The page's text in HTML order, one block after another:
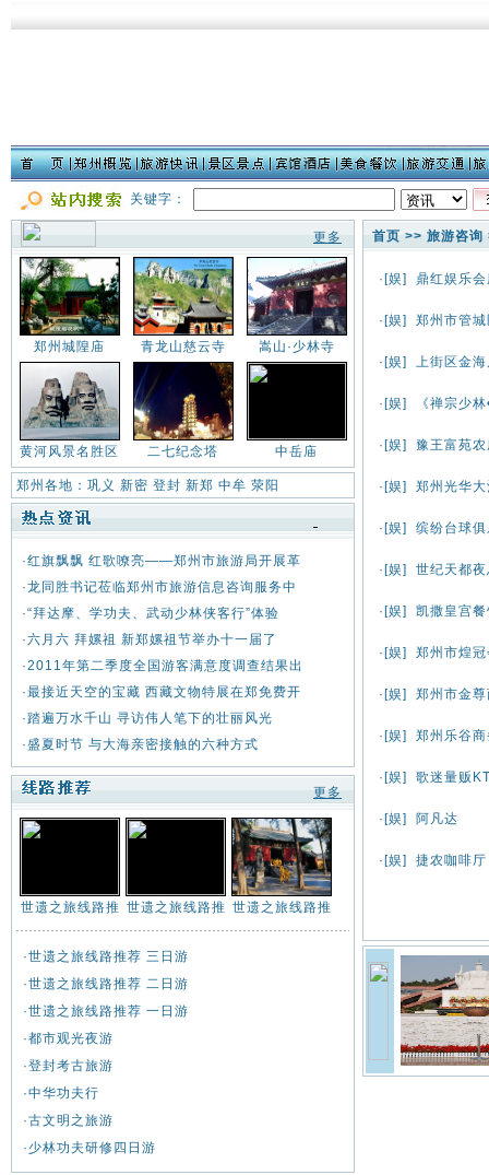
关键字：
更多
郑州城隍庙 青龙山慈云寺 嵩山·少林寺
黄河风景名胜区 二七纪念塔 中岳庙
郑州各地： 巩义 新密 登封 新郑 中牟 荥阳
·红旗飘飘 红歌嘹亮——郑州市旅游局开展革
·龙同胜书记莅临郑州市旅游信息咨询服务中
·“拜达摩、学功夫、武动少林侠客行”体验
·六月六 拜嫘祖 新郑嫘祖节举办十一届了
·2011年第二季度全国游客满意度调查结果出
·最接近天空的宝藏 西藏文物特展在郑免费开
·踏遍万水千山 寻访伟人笔下的壮丽风光
·盛夏时节 与大海亲密接触的六种方式
更多
世遗之旅线路推 世遗之旅线路推 世遗之旅线路推
·世遗之旅线路推荐 三日游
·世遗之旅线路推荐 二日游
·世遗之旅线路推荐 一日游
·都市观光夜游
·登封考古旅游
·中华功夫行
·古文明之旅游
· 少林功夫研修四日游
首页 >> 旅游咨询
·[娱] 鼎红娱乐
·[娱] 郑州市管
·[娱] 上街区金
·[娱] 《禅宗少
·[娱] 豫王富苑
·[娱] 郑州光华
·[娱] 缤纷台球
·[娱] 世纪天都
·[娱] 凯撒皇宫
·[娱] 郑州市煌
·[娱] 郑州市金
·[娱] 郑州乐谷
·[娱] 歌迷量贩
·[娱] 阿凡达
·[娱] 捷农咖啡厅